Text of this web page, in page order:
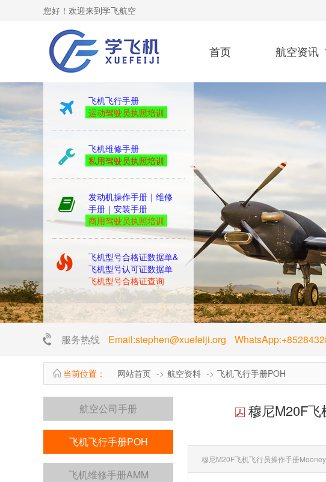
您好！欢迎来到学飞航空
首页 航空资讯
kingair
飞机飞行手册
运动驾驶员执照培训
飞机维修手册
私用驾驶员执照培训
发动机操作手册｜维修
手册｜安装手册
商用驾驶员执照培训
飞机型号合格证数据单&
飞机型号认可证数据单
飞机型号合格证查询
服务热线 Email:stephen@xuefeiji.org
当前位置： 网站首页 航空资料 飞机飞行手册POH
航空公司手册
飞机飞行手册POH
飞机维修手册AMM
穆尼M20F飞
穆尼M20F飞机飞行员操作手册